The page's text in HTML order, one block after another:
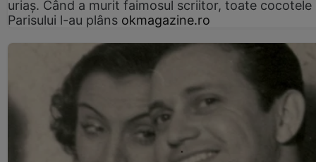
uriaș. Când a murit faimosul scriitor, toate cocotele
Parisului l-au plâns okmagazine.ro